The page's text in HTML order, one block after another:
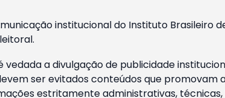
institucional do Instituto Brasileiro
a divulgação de publicidade
ser evitados conteúdos que
estritamente administrativas,